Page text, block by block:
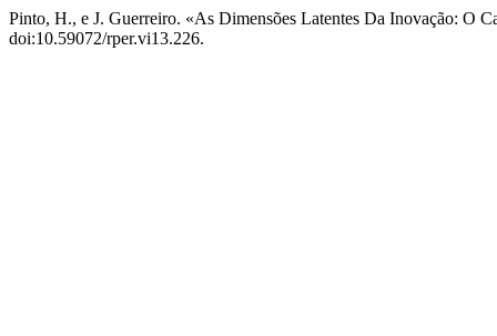
Pinto, H., e J. Guerreiro. «As Dimensões Latentes Da Inovação: O
doi:10.59072/rper.vi13.226.